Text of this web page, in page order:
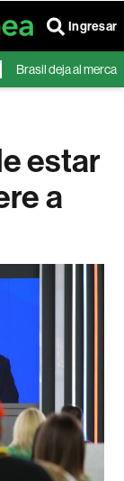
Ingresar
deja al mercado
estar
a